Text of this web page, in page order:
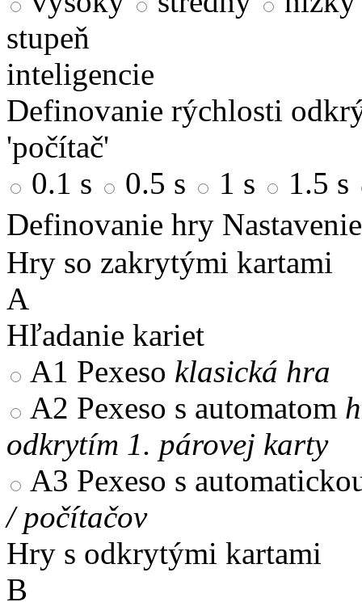
stupeň
inteligencie
Definovanie rýchlosti
'počítač'
0.1 s
0.5 s 1 s
1.5 s
Definovanie hry
Hry so zakrytými kartami
A
Hľadanie kariet
A1 Pexeso klasická hra
A2 Pexeso s automatom
odkrytím 1. párovej karty
A3 Pexeso s
/ počítačov
Hry s odkrytými kartami
B